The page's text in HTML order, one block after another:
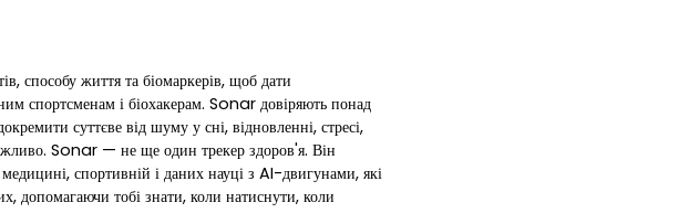
способу життя та біомаркерів, щоб дати
спортсменам і біохакерам. Sonar довіряють понад
суттєве від шуму у сні, відновленні, стресі,
Sonar — не ще один трекер здоров'я. Він
спортивній і даних науці з AI-двигунами, які
допомагаючи тобі знати, коли натиснути, коли